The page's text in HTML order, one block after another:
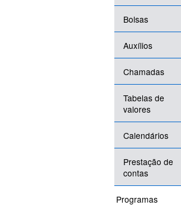
Bolsas
Auxílios
Chamadas
Tabelas de
valores
Calendários
Prestação de
contas
Programas